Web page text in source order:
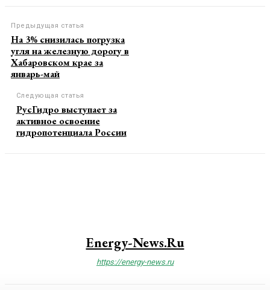
Предыдущая статья
На 3% снизилась погрузка
угля на железную дорогу в
Хабаровском крае за
январь-май
Следующая статья
РусГидро выступает за
активное освоение
гидропотенциала России
Energy-News.ru
https://energy-news.ru